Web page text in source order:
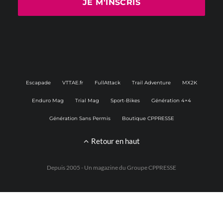
Escapade VTTAE.fr FullAttack Trail Adventure MX2K
Enduro Mag Trial Mag Sport-Bikes Génération 4×4
Génération Sans Permis Boutique CPPRESSE
Retour en haut
Depuis 2005 - Un magazine du Groupe CPPRESSE